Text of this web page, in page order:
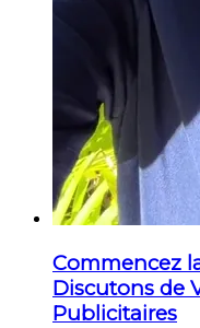
Commencez
Discutons de
Publicitaires